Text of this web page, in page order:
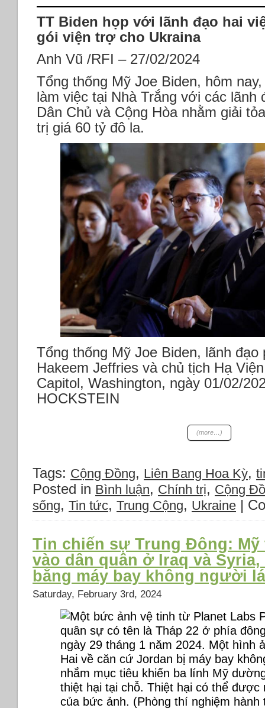
phiếu
về
số
của
TikTok *Châu
Á
–
Thái
Bình
Dương
nhập
khí
nhất
thế
giới
*Lệnh
tiêu
hủy
tài
COVID
ĐCSTQ
*Điều
trí
nhớ
của
Tổng
thống
TT Biden họp với lãnh đạo hai
gói viện trợ cho Ukraina
Anh Vũ /RFI – 27/02/2024
Tổng thống Mỹ Joe Biden, hôm
làm việc tại Nhà Trắng với các lãnh
Dân Chủ và Cộng Hòa nhằm giải
trị giá 60 tỷ đô la.
Tổng thống Mỹ Joe Biden, lãnh đạo
Hakeem Jeffries và chủ tịch Hạ
Capitol, Washington, ngày 01/02/
HOCKSTEIN
(more…)
Tags: Cộng Đồng, Liên Bang Hoa Kỳ,
Posted in Bình luận, Chính trị, Cộng
sống, Tin tức, Trung Cộng, Ukraine |
Tin chiến sự Trung Đông: Mỹ
vào dân quân ở Iraq và
bằng máy bay không người
Saturday, February 3rd, 2024